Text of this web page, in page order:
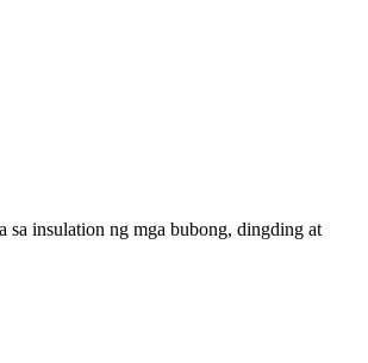
sa insulation ng mga bubong, dingding at